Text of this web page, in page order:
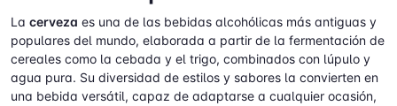
La cerveza es una de las bebidas alcohólicas más antiguas y
populares del mundo, elaborada a partir de la fermentación de
cereales como la cebada y el trigo, combinados con lúpulo y
agua pura. Su diversidad de estilos y sabores la convierten en
una bebida versátil, capaz de adaptarse a cualquier ocasión,